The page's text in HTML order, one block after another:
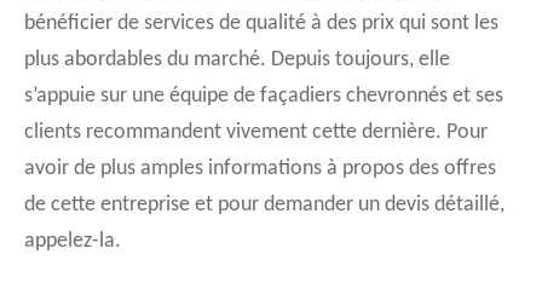
bénéficier de services de qualité à des prix qui sont les
plus abordables du marché. Depuis toujours, elle
s’appuie sur une équipe de façadiers chevronnés et ses
clients recommandent vivement cette dernière. Pour
avoir de plus amples informations à propos des offres
de cette entreprise et pour demander un devis détaillé,
appelez-la.